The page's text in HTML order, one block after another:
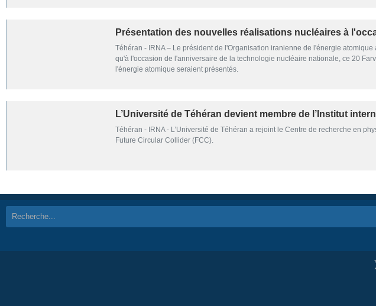
Présentation des nouvelles réalisations nucléaires à
Téhéran - IRNA – Le président de l'Organisation iranienne de l'énergie
qu'à l'occasion de l'anniversaire de la technologie nucléaire nationale, ce 20
l'énergie atomique seraient présentés.
L’Université de Téhéran devient membre de l’Institut
Téhéran - IRNA - L’Université de Téhéran a rejoint le Centre de recherche en
Future Circular Collider (FCC).